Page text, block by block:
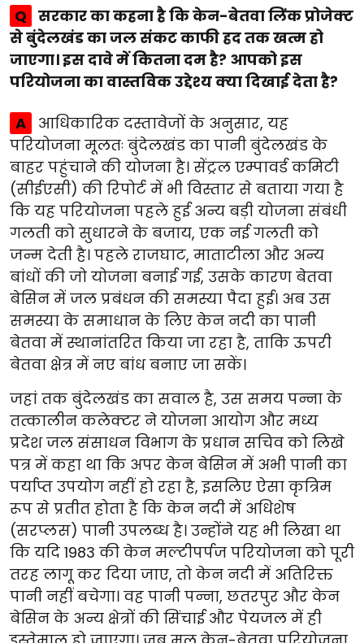
Q सरकार का कहना है कि केन-बेतवा लिंक प्रोजेक्ट
से बुंदेलखंड का जल संकट काफी हद तक खत्म हो
जाएगा। इस दावे में कितना दम है? आपको इस
परियोजना का वास्तविक उद्देश्य क्या दिखाई देता है?
A
आधिकारिक दस्तावेजों के अनुसार, यह
परियोजना मूलतः बुंदेलखंड का पानी बुंदेलखंड के
बाहर पहुंचाने की योजना है। सेंट्रल एम्पावर्ड कमिटी
(सीईएसी) की रिपोर्ट में भी विस्तार से बताया गया है
कि यह परियोजना पहले हुई अन्य बड़ी योजना संबंधी
गलती को सुधारने के बजाय, एक नई गलती को
जन्म देती है। पहले राजघाट, माताटीला और अन्य
बांधों की जो योजना बनाई गई, उसके कारण बेतवा
बेसिन में जल प्रबंधन की समस्या पैदा हुई। अब उस
समस्या के समाधान के लिए केन नदी का पानी
बेतवा में स्थानांतरित किया जा रहा है, ताकि ऊपरी
बेतवा क्षेत्र में नए बांध बनाए जा सकें।
जहां तक बुंदेलखंड का सवाल है, उस समय पन्ना के
तत्कालीन कलेक्टर ने योजना आयोग और मध्य
प्रदेश जल संसाधन विभाग के प्रधान सचिव को लिखे
पत्र में कहा था कि अपर केन बेसिन में अभी पानी का
पर्याप्त उपयोग नहीं हो रहा है, इसलिए ऐसा कृत्रिम
रूप से प्रतीत होता है कि केन नदी में अधिशेष
(सरप्लस) पानी उपलब्ध है। उन्होंने यह भी लिखा था
कि यदि 1983 की केन मल्टीपर्पज परियोजना को पूरी
तरह लागू कर दिया जाए, तो केन नदी में अतिरिक्त
पानी नहीं बचेगा। वह पानी पन्ना, छतरपुर और केन
बेसिन के अन्य क्षेत्रों की सिंचाई और पेयजल में ही